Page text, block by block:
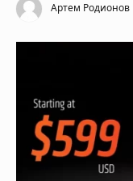
Артем Родионов